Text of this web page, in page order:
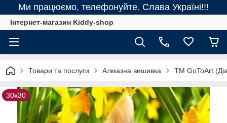
Ми працюємо, телефонуйте. Слава Україні!!!
Інтернет-магазин Kiddy-shop
Товари та послуги Алмазна вишивка ТМ GoToArt
30x30